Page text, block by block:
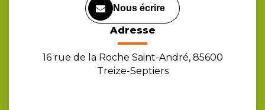
Nous écrire
Adresse
16 rue de la Roche Saint-André, 85600
Treize-Septiers